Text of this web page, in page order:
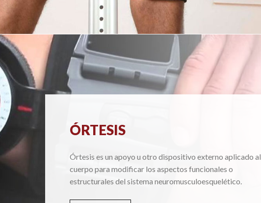
ÓRTESIS
Órtesis es un apoyo u otro dispositivo externo aplicado al
cuerpo para modificar los aspectos funcionales o
estructurales del sistema neuromusculoesquelético.